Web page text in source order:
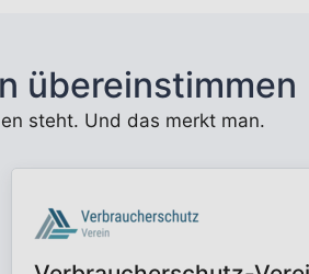
übereinstimmen
steht. Und das merkt man.